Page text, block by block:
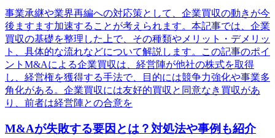
事業承継や業界再編への対応策として、企業買収の動きが今
後ますます加速することが考えられます。本記事では、企業
買収の基礎を整理した上で、その種類やメリット・デメリッ
ト、具体的な流れなどについて解説します。この記事のポイ
ントM&Aによる企業買収は、経営陣が他社の株式を取得
し、経営権を獲得する手法で、目的には競争力強化や事業多
角化がある。企業買収には友好的買収と同意なき買収があ
り、前者は経営陣との合意を
M&Aが失敗する要因とは？対処法や事例も紹介